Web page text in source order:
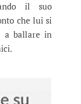
il suo
che lui si
a ballare in